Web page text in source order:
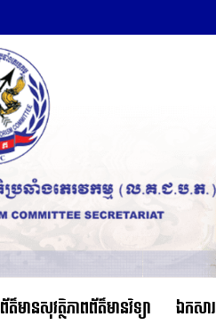
ព័ត៌មានសុវត្ថិភាពព័ត៌មានវិទ្យា ឯកសារ